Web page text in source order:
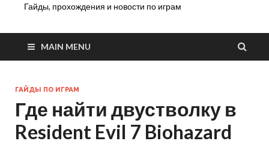
Гайды, прохождения и новости по играм
MAIN MENU
ГАЙДЫ ПО ИГРАМ
Где найти двустволку в
Resident Evil 7 Biohazard